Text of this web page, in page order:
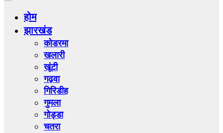
होम
झारखंड
कोडरमा
खलारी
खूंटी
गढ़वा
गिरिडीह
गुमला
गोड्डा
चतरा